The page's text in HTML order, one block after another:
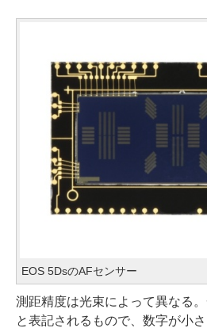
EOS 5DsのAFセンサー
測距精度は光束によって異なる
と表記されるもので、数字が小